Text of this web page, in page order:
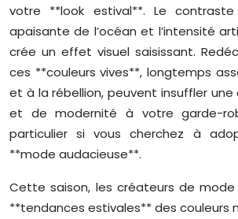
votre **look estival**. Le
apaisante de l’océan et l’intensité
crée un effet visuel saisissant.
ces **couleurs vives**, longtemps
et à la rébellion, peuvent insuffler
et de modernité à votre garde-
particulier si vous cherchez à
**mode audacieuse**.
Cette saison, les créateurs de
**tendances estivales** des couleurs